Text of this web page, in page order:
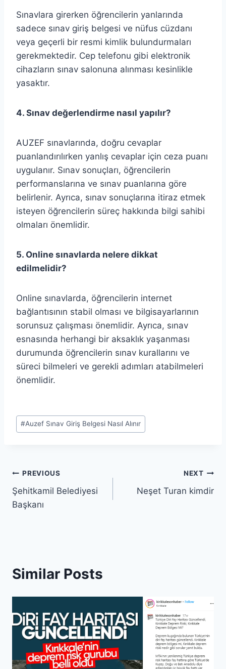
Sınavlara girerken öğrencilerin yanlarında
sadece sınav giriş belgesi ve nüfus cüzdanı
veya geçerli bir resmi kimlik bulundurmaları
gerekmektedir. Cep telefonu gibi elektronik
cihazların sınav salonuna alınması kesinlikle
yasaktır.
4. Sınav değerlendirme nasıl yapılır?
AUZEF sınavlarında, doğru cevaplar
puanlandırılırken yanlış cevaplar için ceza puanı
uygulanır. Sınav sonuçları, öğrencilerin
performanslarına ve sınav puanlarına göre
belirlenir. Ayrıca, sınav sonuçlarına itiraz etmek
isteyen öğrencilerin süreç hakkında bilgi sahibi
olmaları önemlidir.
5. Online sınavlarda nelere dikkat
edilmelidir?
Online sınavlarda, öğrencilerin internet
bağlantısının stabil olması ve bilgisayarlarının
sorunsuz çalışması önemlidir. Ayrıca, sınav
esnasında herhangi bir aksaklık yaşanması
durumunda öğrencilerin sınav kurallarını ve
süreci bilmeleri ve gerekli adımları atabilmeleri
önemlidir.
Post
Tags:
#Auzef Sınav Giriş Belgesi Nasıl Alınır
Post
navigation
PREVIOUS
Şehitkamil Belediyesi
Başkanı
NEXT
Neşet Turan kimdir
Similar Posts